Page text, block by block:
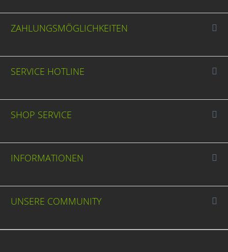
ZAHLUNGSMÖGLICHKEITEN
SERVICE HOTLINE
SHOP SERVICE
INFORMATIONEN
UNSERE COMMUNITY